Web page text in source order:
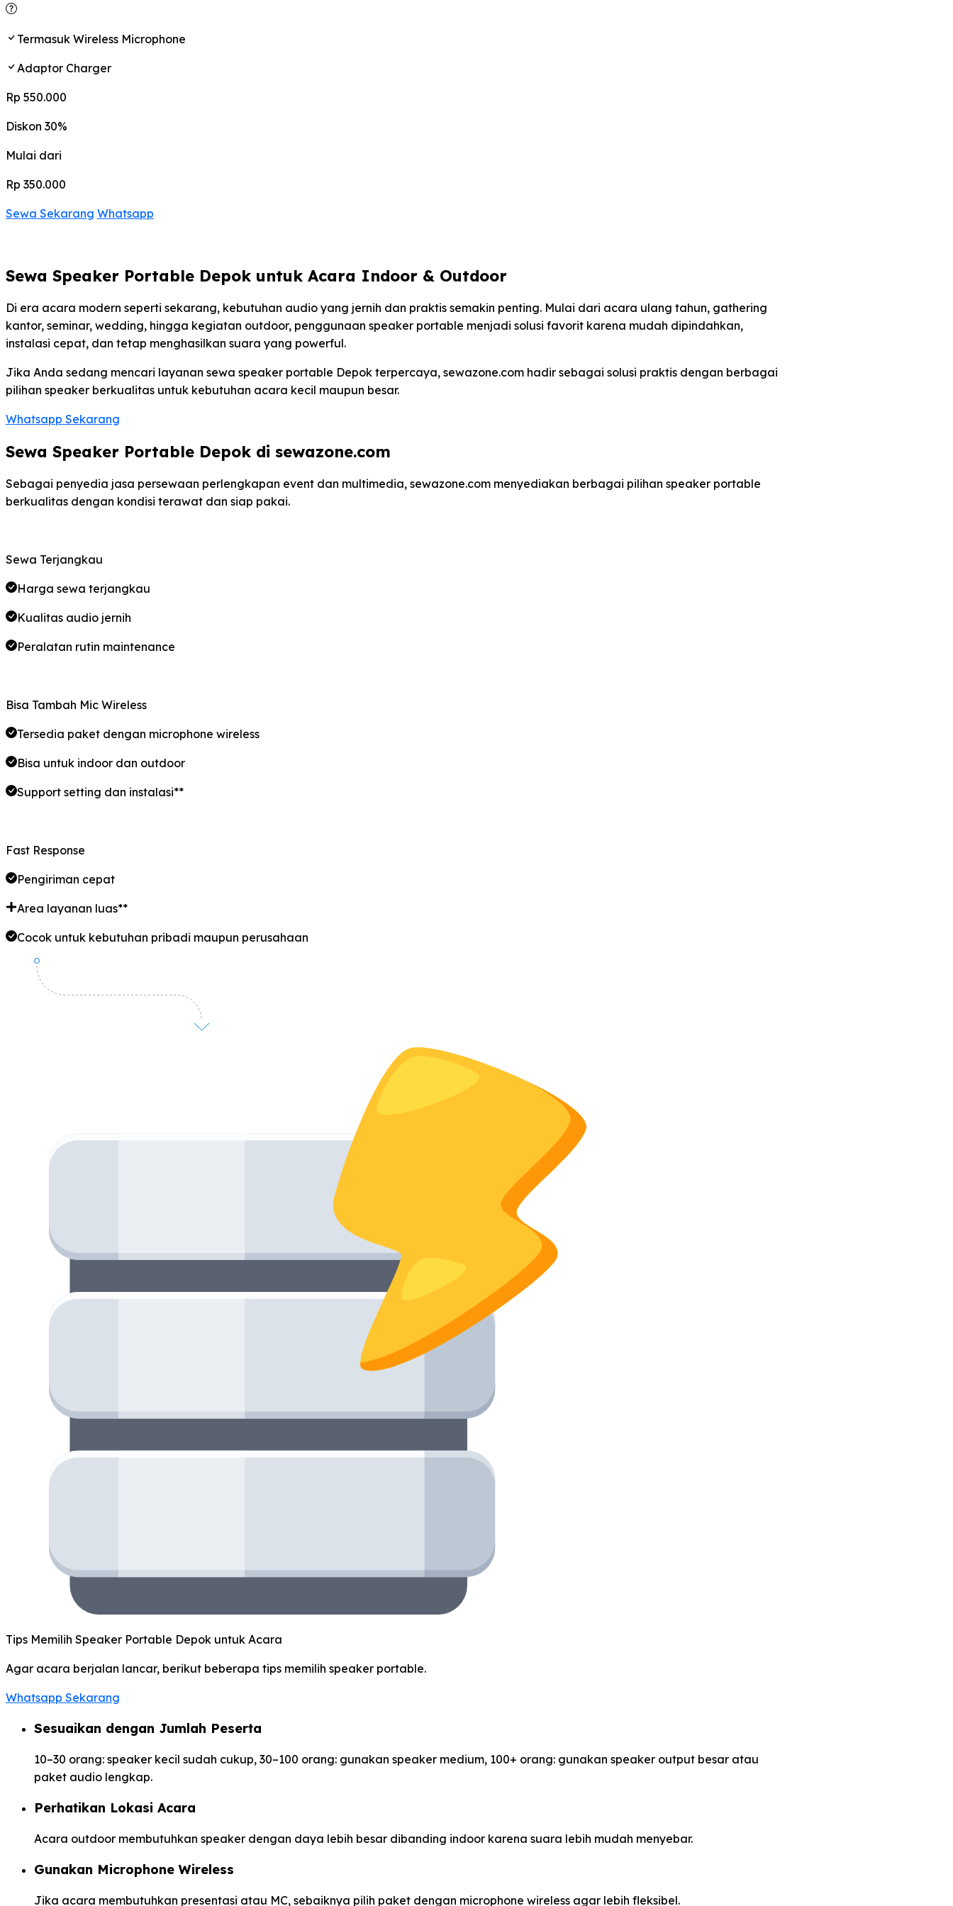
Termasuk Wireless Microphone
Adaptor Charger
Rp 550.000
Diskon 30%
Mulai dari
Rp 350.000
Sewa Sekarang Whatsapp
Sewa Speaker Portable Depok untuk Acara Indoor & Outdoor
Di era acara modern seperti sekarang, kebutuhan audio yang jernih dan praktis semakin penting. Mulai dari acara ulang tahun, gathering
kantor, seminar, wedding, hingga kegiatan outdoor, penggunaan speaker portable menjadi solusi favorit karena mudah dipindahkan,
instalasi cepat, dan tetap menghasilkan suara yang powerful.
Jika Anda sedang mencari layanan sewa speaker portable Depok terpercaya, sewazone.com hadir sebagai solusi praktis dengan berbagai
pilihan speaker berkualitas untuk kebutuhan acara kecil maupun besar.
Whatsapp Sekarang
Sewa Speaker Portable Depok di sewazone.com
Sebagai penyedia jasa persewaan perlengkapan event dan multimedia, sewazone.com menyediakan berbagai pilihan speaker portable
berkualitas dengan kondisi terawat dan siap pakai.
Sewa Terjangkau
Harga sewa terjangkau
Kualitas audio jernih
Peralatan rutin maintenance
Bisa Tambah Mic Wireless
Tersedia paket dengan microphone wireless
Bisa untuk indoor dan outdoor
Support setting dan instalasi**
Fast Response
Pengiriman cepat
Area layanan luas**
Cocok untuk kebutuhan pribadi maupun perusahaan
Tips Memilih Speaker Portable Depok untuk Acara
Agar acara berjalan lancar, berikut beberapa tips memilih speaker portable.
Whatsapp Sekarang
Sesuaikan dengan Jumlah Peserta
10–30 orang: speaker kecil sudah cukup, 30–100 orang: gunakan speaker medium, 100+ orang: gunakan speaker output besar atau
paket audio lengkap.
Perhatikan Lokasi Acara
Acara outdoor membutuhkan speaker dengan daya lebih besar dibanding indoor karena suara lebih mudah menyebar.
Gunakan Microphone Wireless
Jika acara membutuhkan presentasi atau MC, sebaiknya pilih paket dengan microphone wireless agar lebih fleksibel.